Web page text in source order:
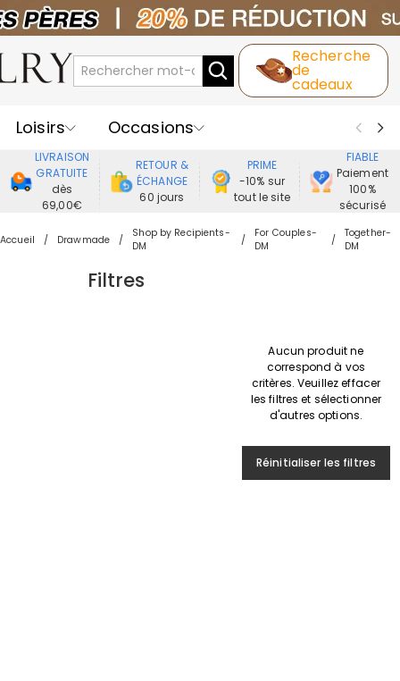
Recherche
de
cadeaux
Loisirs
Occasions
Destinataires
Meilleure Ventes
Nouveaux
LIVRAISON
GRATUITE
dès
69,00€
RETOUR &
ÉCHANGE
60 jours
PRIME
-10% sur
tout le site
FIABLE
Paiement
100%
sécurisé
Accueil Drawmade
Shop by Recipients-
DM
For Couples-
DM
Together-
DM
Filtres
Aucun produit ne
correspond à vos
critères. Veuillez effacer
les filtres et sélectionner
d'autres options.
Réinitialiser les filtres